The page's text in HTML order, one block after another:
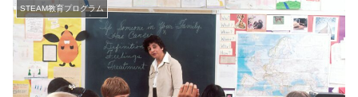
STEAM教育プログラム